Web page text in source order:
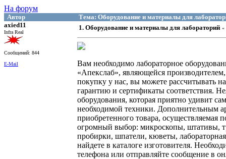
На форум
Автор
Тема: Оборудование и материалы для
axied11
Infra Real
Сообщений: 844
E-Mail
1. Оборудование и материалы для лабораторий «
Вам необходимо лабораторное
«Апекслаб», являющейся
покупку у нас, вы можете рассчитывать
гарантию и сертификаты соответствия.
оборудования, которая приятно удивит
необходимой техники. Дополнительным
приобретенного товара,
огромный выбор: микроскопы, штативы,
пробирки, шпатели, кюветы,
найдете в каталоге изготовителя.
телефона или отправляйте сообщение в